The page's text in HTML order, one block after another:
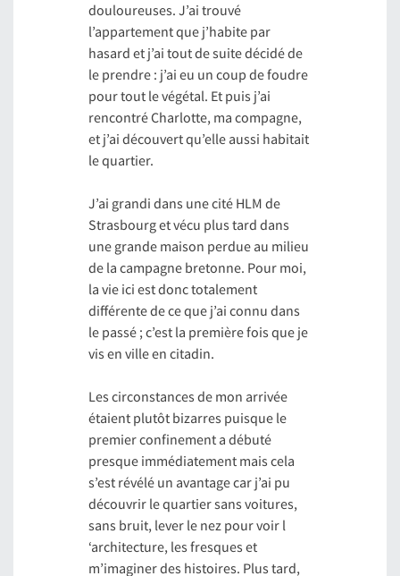
douloureuses. J’ai trouvé
l’appartement que j’habite par
hasard et j’ai tout de suite décidé de
le prendre : j’ai eu un coup de foudre
pour tout le végétal. Et puis j’ai
rencontré Charlotte, ma compagne,
et j’ai découvert qu’elle aussi habitait
le quartier.
J’ai grandi dans une cité HLM de
Strasbourg et vécu plus tard dans
une grande maison perdue au milieu
de la campagne bretonne. Pour moi,
la vie ici est donc totalement
différente de ce que j’ai connu dans
le passé ; c’est la première fois que je
vis en ville en citadin.
Les circonstances de mon arrivée
étaient plutôt bizarres puisque le
premier confinement a débuté
presque immédiatement mais cela
s’est révélé un avantage car j’ai pu
découvrir le quartier sans voitures,
sans bruit, lever le nez pour voir l
‘architecture, les fresques et
m’imaginer des histoires. Plus tard,